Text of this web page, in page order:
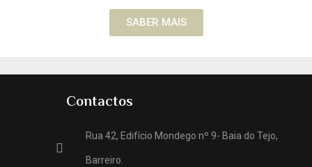
SABER MAIS
Contactos
Rua 42, Edifício Mondego nº 9- Baia do Tejo,
Barreiro.